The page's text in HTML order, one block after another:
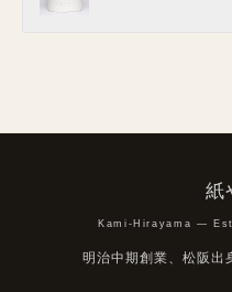
紙
Kami-Hirayama —
明治中期創業、松阪出